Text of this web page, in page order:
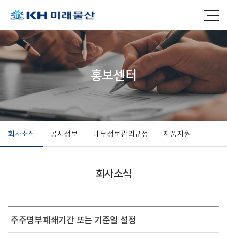
홍보센터
회사소식 공시정보 내부정보관리규정 제품지원
회사소식
주주명부폐쇄기간 또는 기준일 설정